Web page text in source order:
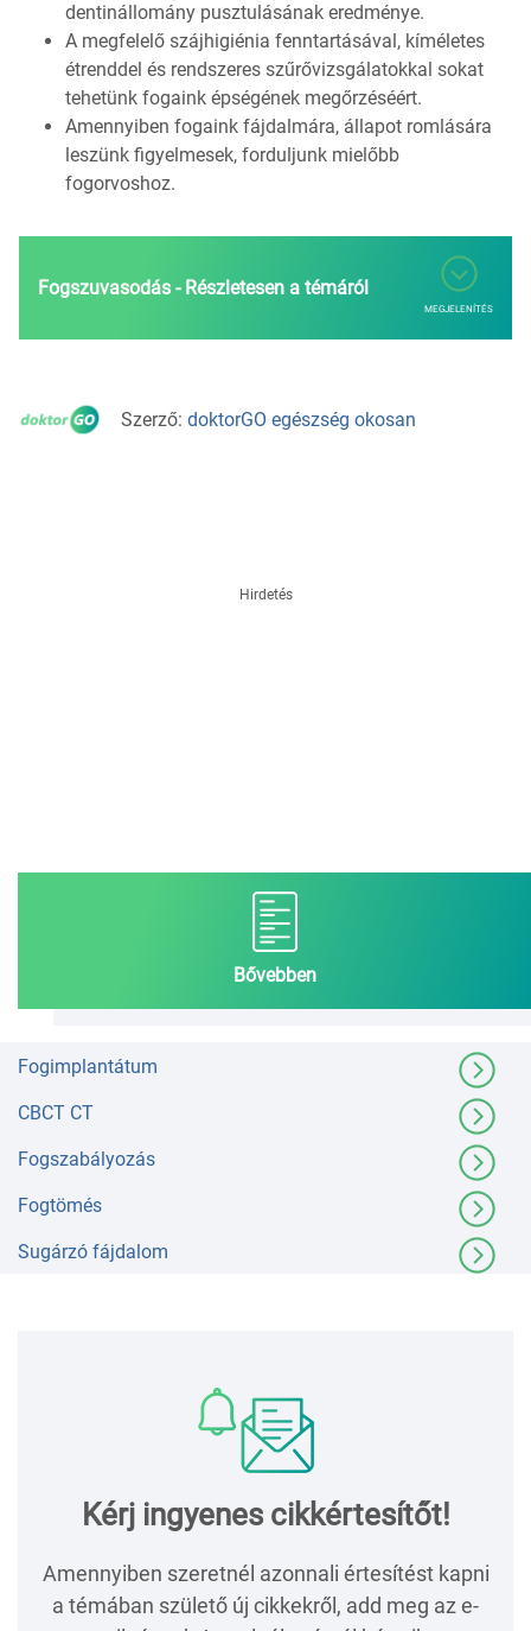
dentinállomány pusztulásának eredménye.
A megfelelő szájhigiénia fenntartásával, kíméletes
étrenddel és rendszeres szűrővizsgálatokkal sokat
tehetünk fogaink épségének megőrzéséért.
Amennyiben fogaink fájdalmára, állapot romlására
leszünk figyelmesek, forduljunk mielőbb
fogorvoshoz.
Fogszuvasodás - Részletesen a témáról
MEGJELENÍTÉS
Szerző: doktorGO egészség okosan
Hirdetés
Bővebben
Fogimplantátum
CBCT CT
Fogszabályozás
Fogtömés
Sugárzó fájdalom
Kérj ingyenes cikkértesítőt!
Amennyiben szeretnél azonnali értesítést kapni
a témában születő új cikkekről, add meg az e-